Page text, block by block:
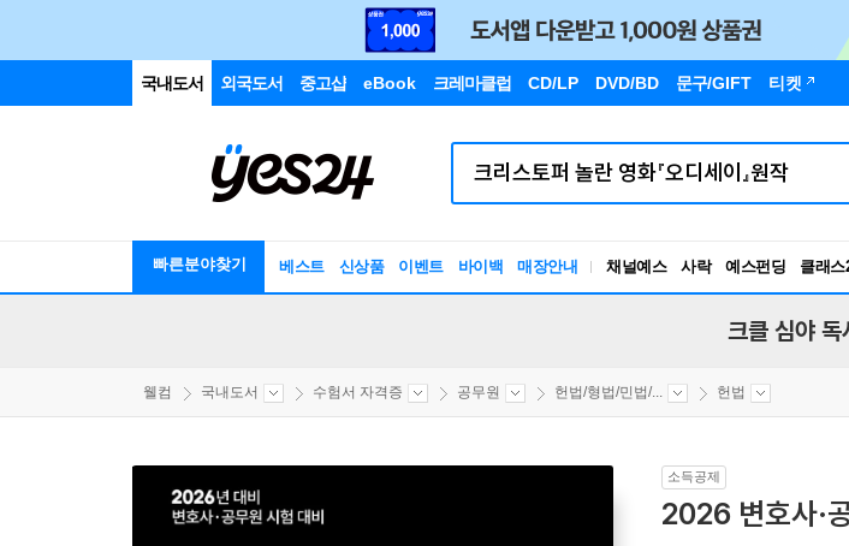
국내도서 외국도서 중고샵 eBook 크레마클럽 CD/LP DVD/BD 문구/GIFT 티켓
빠른분야찾기 베스트 신상품 이벤트 바이백 매장안내 채널예스 사락 예스펀딩 클래스
크클 심야 독
웰컴 국내도서 수험서 자격증 공무원 헌법/형법/민법/... 헌법
소득공제
2026 변호사·